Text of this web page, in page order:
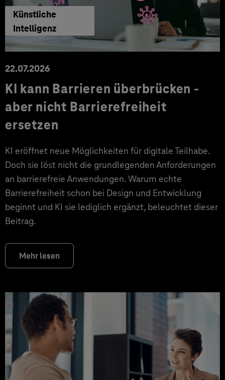
Künstliche
Intelligenz
22.07.2026
KI kann Barrieren überbrücken -
aber nicht Barrierefreiheit
ersetzen
KI eröffnet neue Möglichkeiten für digitale Teilhabe.
Doch sie löst nicht die grundlegenden Anforderungen
an barrierefreie Anwendungen. Warum echte
Barrierefreiheit schon bei Design und Entwicklung
beginnt und KI sie lediglich ergänzt, beleuchtet dieser
Beitrag.
Mehr lesen